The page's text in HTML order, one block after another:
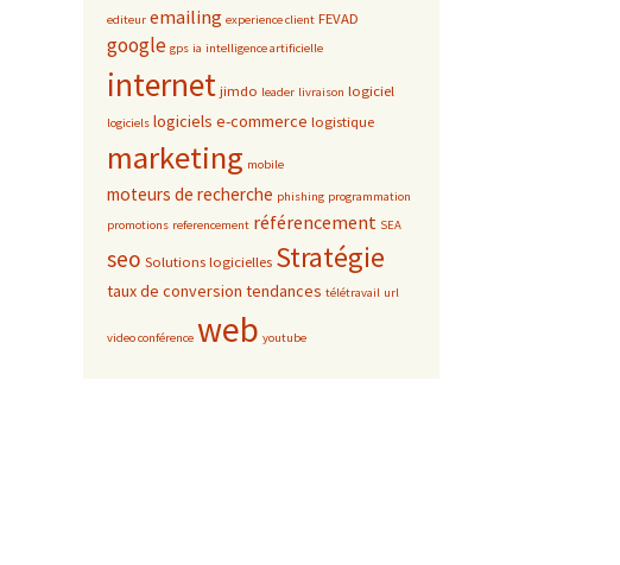
editeur emailing experience client FEVAD
google gps ia intelligence artificielle
internetjimdo leader livraison logiciel
logiciels logiciels e-commerce logistique
marketing mobile
moteurs de recherche phishing programmation
promotions referencement référencement SEA
seo Solutions logicielles Stratégie
taux de conversion tendances télétravail url
video conférence web youtube